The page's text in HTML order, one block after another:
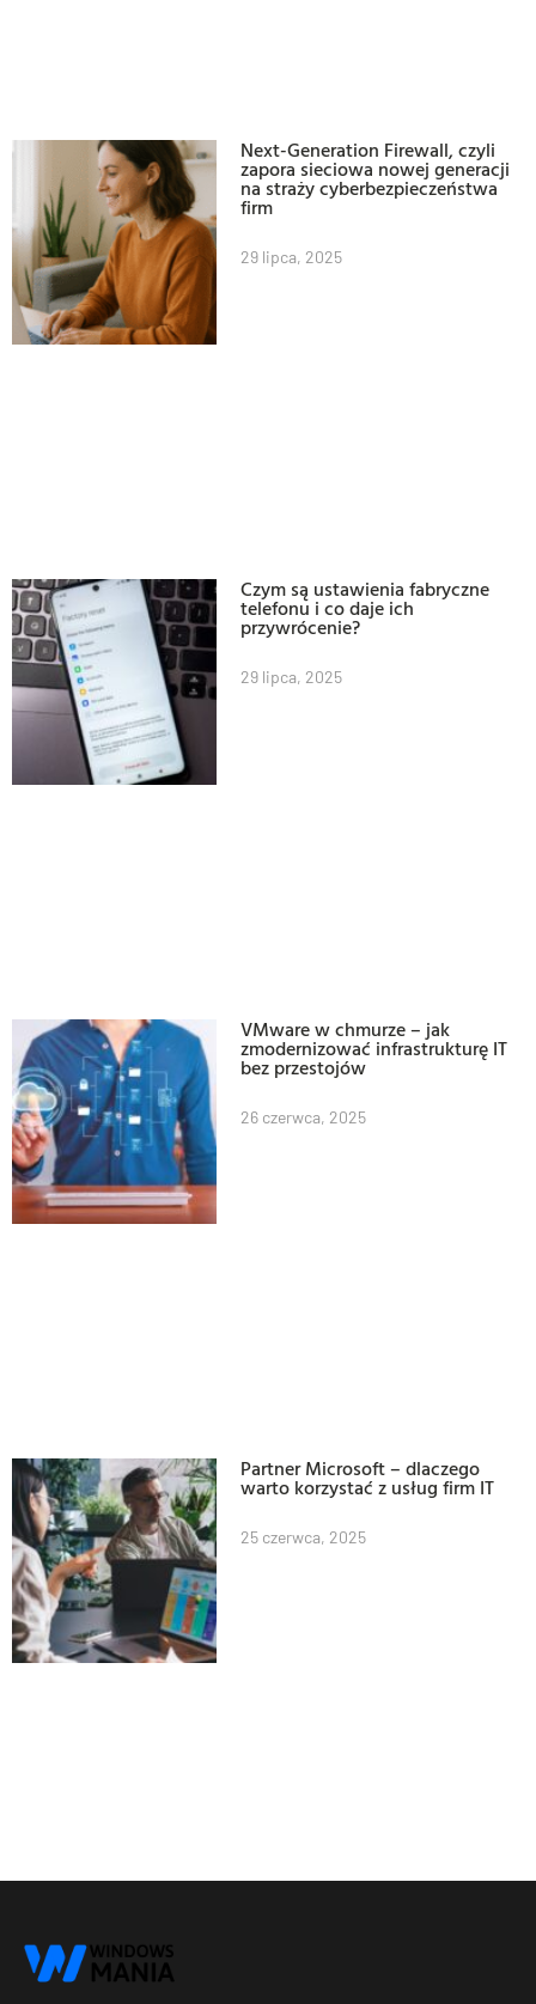
Next-Generation Firewall, czyli
zapora sieciowa nowej generacji
na straży cyberbezpieczeństwa
firm
29 lipca, 2025
Czym są ustawienia fabryczne
telefonu i co daje ich
przywrócenie?
29 lipca, 2025
VMware w chmurze – jak
zmodernizować infrastrukturę IT
bez przestojów
26 czerwca, 2025
Partner Microsoft – dlaczego
warto korzystać z usług firm IT
25 czerwca, 2025